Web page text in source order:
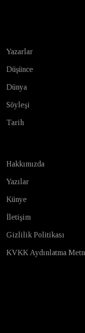
Yazarlar
Düşünce
Dünya
Söyleşi
Tarih
Hakkımızda
Yazılar
Künye
İletişim
Gizlilik Politikası
KVKK Aydınlatma